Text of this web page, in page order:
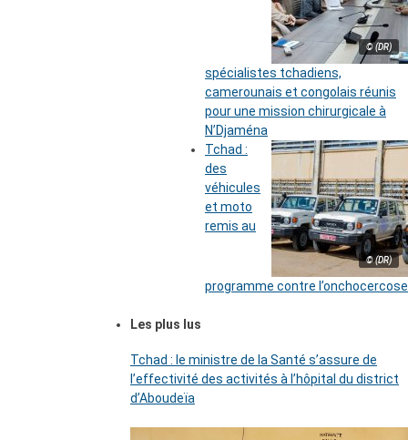
© (DR)
spécialistes tchadiens,
camerounais et congolais réunis
pour une mission chirurgicale à
N’Djaména
© (DR)
Tchad :
des
véhicules
et moto
remis au
programme contre l’onchocercose
Les plus lus
Tchad : le ministre de la Santé s’assure de
l’effectivité des activités à l’hôpital du district
d’Aboudeïa